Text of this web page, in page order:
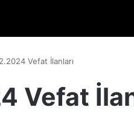
Vefat İlanları
Vefat